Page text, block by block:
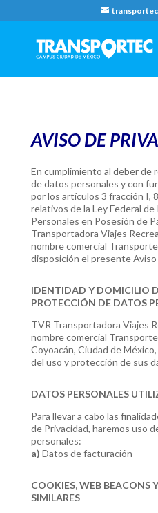
AVISO DE
En cumplimiento al deber de
de datos personales y con
por los artículos 3 fracción I,
relativos de la Ley Federal
Personales en Posesión de
Transportadora Viajes
nombre comercial
disposición el presente Aviso
IDENTIDAD Y DOMICILIO
PROTECCIÓN DE DATOS
TVR Transportadora Viajes
nombre comercial
Coyoacán, Ciudad de
del uso y protección de sus
DATOS PERSONALES
Para llevar a cabo las
de Privacidad, haremos uso
personales:
a) Datos de facturación
COOKIES, WEB BEACONS
SIMILARES